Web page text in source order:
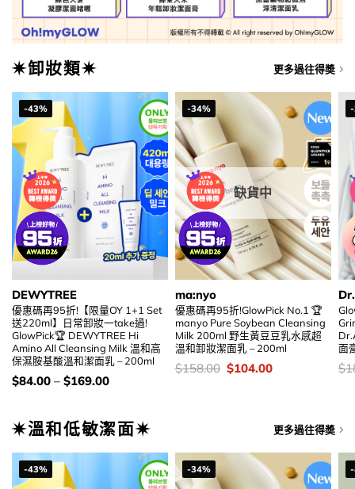
✷卸妝類✷ 更多過往得奬
-43%
DEWYTREE
優惠碼再95折!【限量OY 1+1 Set
送220ml】日常卸妝一take過!
GlowPick🏆 DEWYTREE Hi
Amino All Cleansing Milk 溫和高
保濕胺基酸溫和潔面乳 – 200ml
價
錢：
$84.00– $169.00
-34%
缺貨中
ma:nyo
優惠碼再95折!GlowPick No.1 🏆
manyo Pure Soybean Cleansing
Milk 200ml 野生黃豆豆乳水感超
溫和卸妝潔面乳 – 200ml
價
錢：
$158.00 Original
price
$104.00Current
面
價
錢
$
✷溫和低敏潔面✷ 更多過往得奬
-43% -34%